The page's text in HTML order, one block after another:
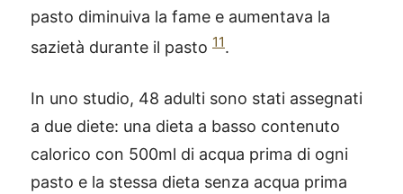
pasto diminuiva la fame e aumentava la
sazietà durante il pasto 11.
In uno studio, 48 adulti sono stati assegnati
a due diete: una dieta a basso contenuto
calorico con 500ml di acqua prima di ogni
pasto e la stessa dieta senza acqua prima